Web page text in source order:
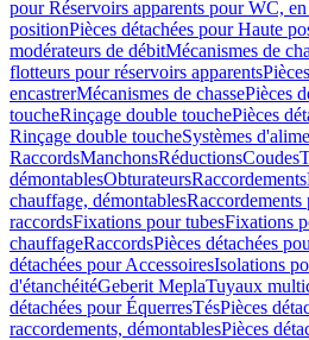
pour Réservoirs apparents pour WC,
positionPièces détachées pour Haute
modérateurs de débitMécanismes de
flotteurs pour réservoirs apparents
encastrerMécanismes de chassePièces
toucheRinçage double touchePièces
Rinçage double toucheSystèmes
RaccordsManchonsRéductionsCoudes
démontablesObturateursRaccordements
chauffage, démontables
raccordsFixations pour tubesFixations
chauffageRaccordsPièces détachées
détachées pour AccessoiresIsolations
d'étanchéitéGeberit MeplaTuyaux
détachées pour ÉquerresTésPièces
raccordements, démontablesPièces